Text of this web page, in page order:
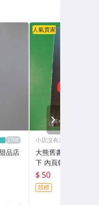
人氣賣家
小店沒有萊爾富取貨..請
大熊舊書坊-國中 藝
下 內頁乾淨103.9-
$ 50
競標